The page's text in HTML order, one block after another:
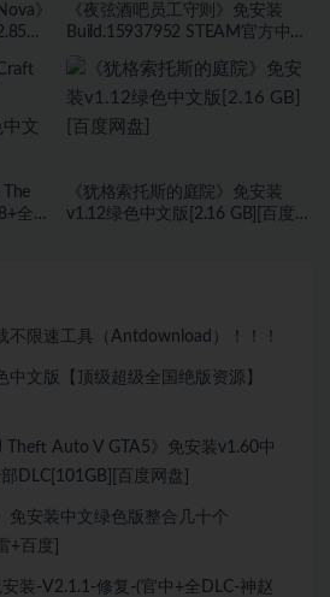
》
《夜弦酒吧员工守则》免安装
Build.15937952 STEAM官方中文
The
全
《犹格索托斯的庭院》免安装
v1.12绿色中文版[2.16 GB][百度网
不限速工具（Antdownload）！！！
中文版【顶级超级全国绝版资源】
Theft Auto V GTA5》免安装v1.60中
DLC[101GB][百度网盘]
免安装中文绿色版整合几十个
+百度]
安装-V2.1.1-修复-(官中+全DLC-神赵